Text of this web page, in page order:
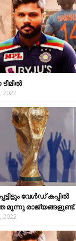
2022
വേള്‍ഡ് കപ്പില്‍
മൂന്നു രാജ്യങ്ങളുണ്ട്.
2022